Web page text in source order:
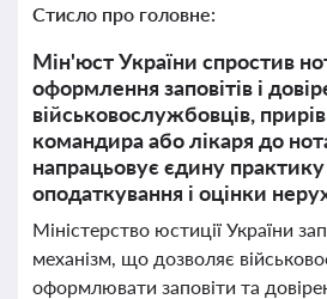
Стисло про головне:
Мін'юст України спростив
оформлення заповітів і
військовослужбовців,
командира або лікаря до
напрацьовує єдину
оподаткування і оцінки
Міністерство юстиції України
механізм, що дозволяє
оформлювати заповіти та